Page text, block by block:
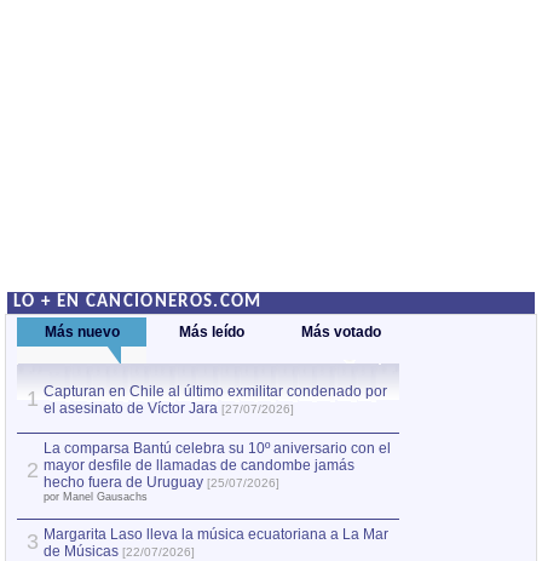
LO + EN CANCIONEROS.COM
Más nuevo Más leído Más votado
1 Capturan en Chile al último exmilitar condenado por
el asesinato de Víctor Jara [27/07/2026]
2
La comparsa Bantú celebra su 10º aniversario con el
mayor desfile de llamadas de candombe jamás
hecho fuera de Uruguay [25/07/2026]
por Manel Gausachs
3 Margarita Laso lleva la música ecuatoriana a La Mar
de Músicas [22/07/2026]